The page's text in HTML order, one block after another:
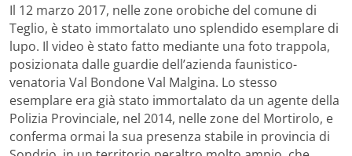
Il 12 marzo 2017, nelle zone orobiche del comune di
Teglio, è stato immortalato uno splendido esemplare di
lupo. Il video è stato fatto mediante una foto trappola,
posizionata dalle guardie dell’azienda faunistico-
venatoria Val Bondone Val Malgina. Lo stesso
esemplare era già stato immortalato da un agente della
Polizia Provinciale, nel 2014, nelle zone del Mortirolo, e
conferma ormai la sua presenza stabile in provincia di